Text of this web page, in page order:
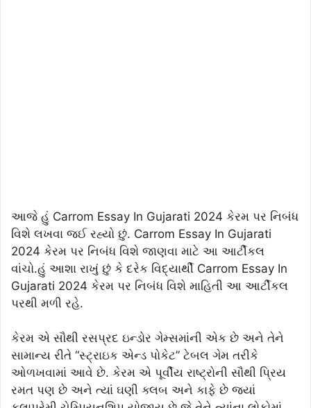
આજે હું Carrom Essay In Gujarati 2024 કેરમ પર નિબંધ
વિશે લખવા જઈ રહ્યો છું. Carrom Essay In Gujarati
2024 કેરમ પર નિબંધ વિશે જાણવા માટે આ આર્ટીકલ
વાંચો.હું આશા રાખું છું કે દરેક વિદ્યાર્થી Carrom Essay In
Gujarati 2024 કેરમ પર નિબંધ વિશે માહિતી આ આર્ટીકલ
પરથી મળી રહે.
કેરમ એ સૌથી રસપ્રદ ઇન્ડોર ગેમ્સમાંની એક છે અને તેને
સામાન્ય રીતે “સ્ટ્રાઇક એન્ડ પોકેટ” ટેબલ ગેમ તરીકે
ઓળખવામાં આવે છે. કેરમ એ પૂર્વીય રાષ્ટ્રોની સૌથી પ્રિય
રમત પણ છે અને ત્યાં ઘણી ક્લબ અને કાફે છે જ્યાં